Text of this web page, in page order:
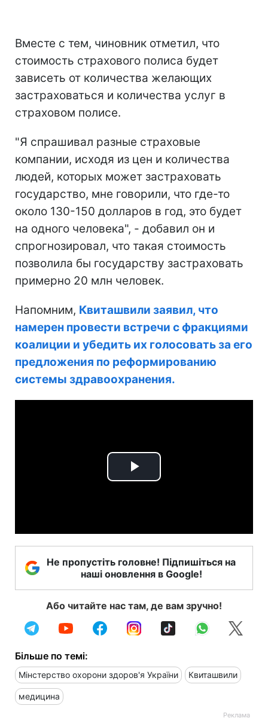
Вместе с тем, чиновник отметил, что
стоимость страхового полиса будет
зависеть от количества желающих
застраховаться и количества услуг в
страховом полисе.
"Я спрашивал разные страховые
компании, исходя из цен и количества
людей, которых может застраховать
государство, мне говорили, что где-то
около 130-150 долларов в год, это будет
на одного человека", - добавил он и
спрогнозировал, что такая стоимость
позволила бы государству застраховать
примерно 20 млн человек.
Напомним, Квиташвили заявил, что
намерен провести встречи с фракциями
коалиции и убедить их голосовать за его
предложения по реформированию
системы здравоохранения.
Play
Не пропустіть головне! Підпишіться на
наші оновлення в Google!
Або читайте нас там, де вам зручно!
Більше по темі:
Мінстерство охорони здоров'я України Квиташвили
медицина